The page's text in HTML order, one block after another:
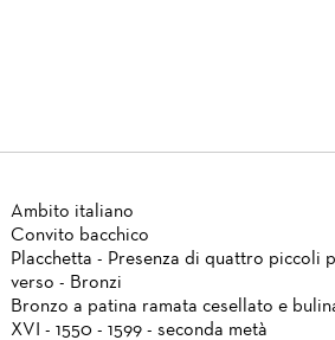
Ambito italiano
Convito bacchico
Placchetta - Presenza di quattro piccoli
verso - Bronzi
Bronzo a patina ramata cesellato e
XVI - 1550 - 1599 - seconda metà